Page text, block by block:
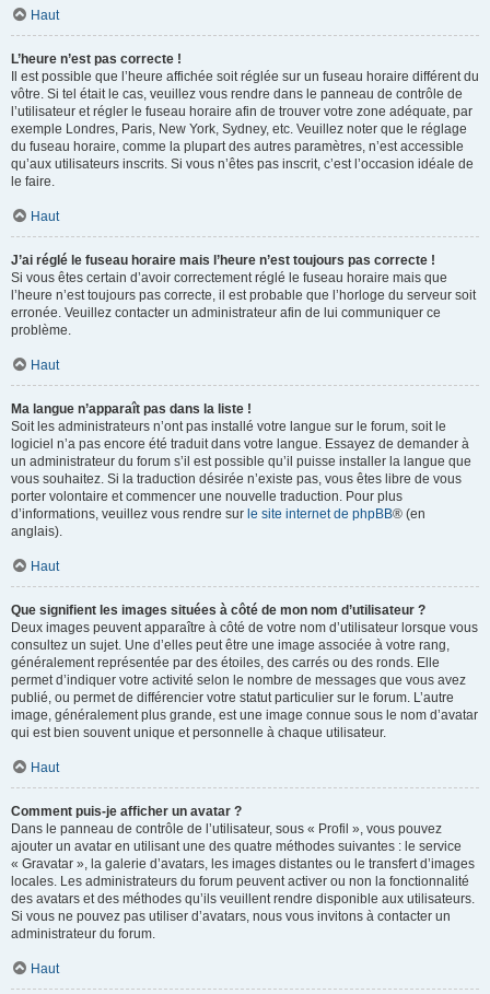
Haut
L’heure n’est pas correcte !
Il est possible que l’heure affichée soit réglée sur un fuseau horaire différent du
vôtre. Si tel était le cas, veuillez vous rendre dans le panneau de contrôle de
l’utilisateur et régler le fuseau horaire afin de trouver votre zone adéquate, par
exemple Londres, Paris, New York, Sydney, etc. Veuillez noter que le réglage
du fuseau horaire, comme la plupart des autres paramètres, n’est accessible
qu’aux utilisateurs inscrits. Si vous n’êtes pas inscrit, c’est l’occasion idéale de
le faire.
Haut
J’ai réglé le fuseau horaire mais l’heure n’est toujours pas correcte !
Si vous êtes certain d’avoir correctement réglé le fuseau horaire mais que
l’heure n’est toujours pas correcte, il est probable que l’horloge du serveur soit
erronée. Veuillez contacter un administrateur afin de lui communiquer ce
problème.
Haut
Ma langue n’apparaît pas dans la liste !
Soit les administrateurs n’ont pas installé votre langue sur le forum, soit le
logiciel n’a pas encore été traduit dans votre langue. Essayez de demander à
un administrateur du forum s’il est possible qu’il puisse installer la langue que
vous souhaitez. Si la traduction désirée n’existe pas, vous êtes libre de vous
porter volontaire et commencer une nouvelle traduction. Pour plus
d’informations, veuillez vous rendre sur le site internet de phpBB® (en
anglais).
Haut
Que signifient les images situées à côté de mon nom d’utilisateur ?
Deux images peuvent apparaître à côté de votre nom d’utilisateur lorsque vous
consultez un sujet. Une d’elles peut être une image associée à votre rang,
généralement représentée par des étoiles, des carrés ou des ronds. Elle
permet d’indiquer votre activité selon le nombre de messages que vous avez
publié, ou permet de différencier votre statut particulier sur le forum. L’autre
image, généralement plus grande, est une image connue sous le nom d’avatar
qui est bien souvent unique et personnelle à chaque utilisateur.
Haut
Comment puis-je afficher un avatar ?
Dans le panneau de contrôle de l’utilisateur, sous « Profil », vous pouvez
ajouter un avatar en utilisant une des quatre méthodes suivantes : le service
« Gravatar », la galerie d’avatars, les images distantes ou le transfert d’images
locales. Les administrateurs du forum peuvent activer ou non la fonctionnalité
des avatars et des méthodes qu’ils veuillent rendre disponible aux utilisateurs.
Si vous ne pouvez pas utiliser d’avatars, nous vous invitons à contacter un
administrateur du forum.
Haut